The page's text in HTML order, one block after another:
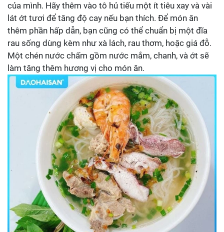
của mình. Hãy thêm vào tô hủ tiếu một ít tiêu xay và vài
lát ớt tươi để tăng độ cay nếu bạn thích. Để món ăn
thêm phần hấp dẫn, bạn cũng có thể chuẩn bị một đĩa
rau sống dùng kèm như xà lách, rau thơm, hoặc giá đỗ.
Một chén nước chấm gồm nước mắm, chanh, và ớt sẽ
làm tăng thêm hương vị cho món ăn.